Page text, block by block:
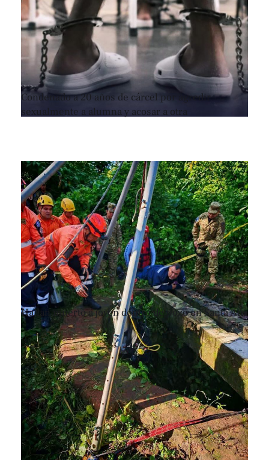
Condenado a 20 años de cárcel por agredir
sexualmente a alumna y acosar a otra
Hallan muerto a joven dentro de pozo en Santa Ana